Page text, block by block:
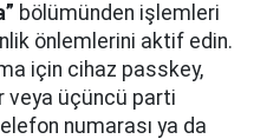
bölümünden işlemleri
önlemlerini aktif edin.
için cihaz passkey,
veya üçüncü parti
numarası ya da